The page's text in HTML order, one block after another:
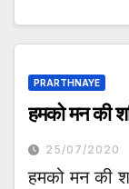
PRARTHNAYE
हमको मन की
25/07/2020
हमको मन की